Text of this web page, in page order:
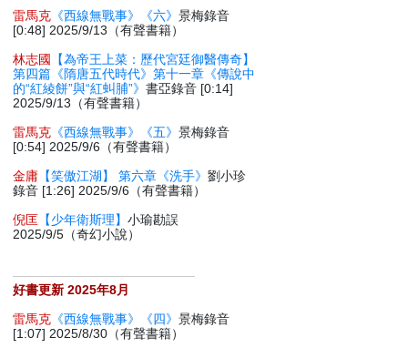
雷馬克 《西線無戰事》《六》景梅錄音
[0:48] 2025/9/13（有聲書籍）
林志國
【為帝王上菜：歷代宮廷御醫傳奇】
第四篇《隋唐五代時代》第十一章《傳說中
的“紅綾餅”與“紅虯脯”》書亞錄音 [0:14]
2025/9/13（有聲書籍）
雷馬克 《西線無戰事》《五》景梅錄音
[0:54] 2025/9/6（有聲書籍）
金庸 【笑傲江湖】 第六章《洗手》劉小珍
錄音 [1:26] 2025/9/6（有聲書籍）
倪匡 【少年衛斯理】小瑜勘誤
2025/9/5（奇幻小說）
好書更新 2025年8月
雷馬克 《西線無戰事》《四》景梅錄音
[1:07] 2025/8/30（有聲書籍）